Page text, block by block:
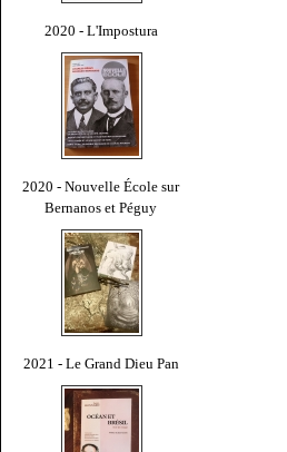
2020 - L'Impostura
2020 - Nouvelle École sur
Bernanos et Péguy
2021 - Le Grand Dieu Pan